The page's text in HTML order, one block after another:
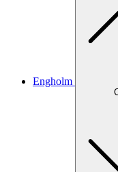
Engholm